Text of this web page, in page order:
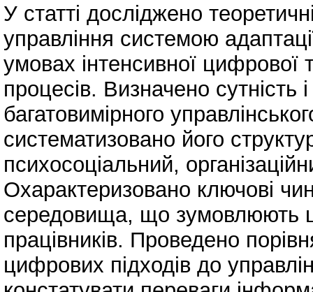
У статті досліджено
управління системою
умовах інтенсивної цифрової
процесів. Визначено сутність
багатовимірного
систематизовано його
психосоціальний,
Охарактеризовано ключові
середовища, що зумовлюють
працівників. Проведено
цифрових підходів до